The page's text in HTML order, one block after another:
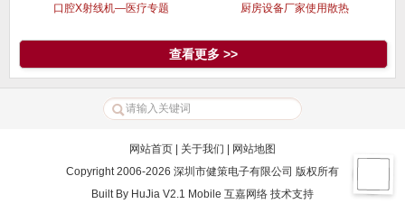
口腔X射线机—医疗专题 厨房设备厂家使用散热
查看更多 >>
网站首页 | 关于我们 | 网站地图
Copyright 2006-2026 深圳市健策电子有限公司 版权所有
Built By HuJia V2.1 Mobile 互嘉网络 技术支持